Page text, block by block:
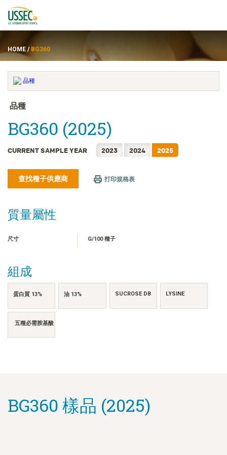
品种
供应商
关于
资源
ENGLISH
简体中文
ไทย
INDONESIA
HOME / BG360
品種
BG360 (2025)
CURRENT SAMPLE YEAR 2023 2024 2025
查找種子供應商 打印規格表
質量屬性
尺寸 G/100 種子
組成
蛋白質 13% 油 13% SUCROSE DB LYSINE
五種必需胺基酸
BG360 樣品 (2025)